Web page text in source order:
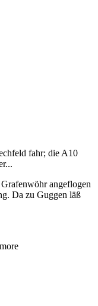
fahr; die A10
angeflogen
Da zu Guggen läß